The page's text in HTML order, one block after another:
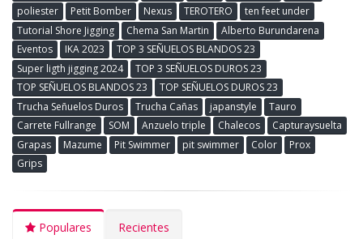
poliester
Petit Bomber Nexus TEROTERO
ten feet under
Tutorial Shore Jigging
Chema San Martin
Alberto Burundarena
Eventos
IKA 2023
TOP 3 SEÑUELOS BLANDOS 23
Super ligth jigging 2024
TOP 3 SEÑUELOS DUROS 23
TOP SEÑUELOS BLANDOS 23
TOP SEÑUELOS DUROS 23
Trucha Señuelos Duros
Trucha Cañas japanstyle
Tauro
Carrete Fullrange
SOM Anzuelo triple Chalecos
Capturaysuelta
Grapas
Mazume Pit Swimmer pit swimmer Color
Prox
Grips
Populares Recientes